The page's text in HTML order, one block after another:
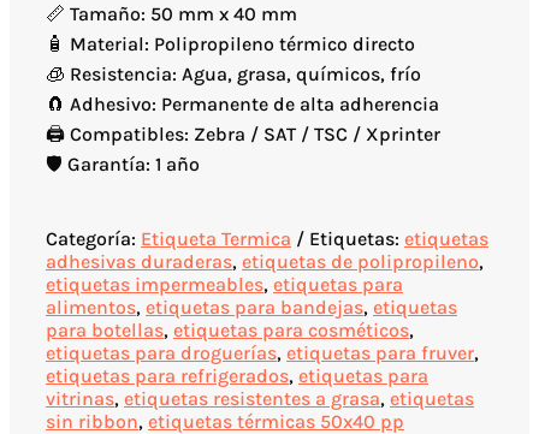
📏 Tamaño: 50 mm x 40 mm
🧴 Material: Polipropileno térmico directo
🧊 Resistencia: Agua, grasa, químicos, frío
🧲 Adhesivo: Permanente de alta adherencia
🖨️ Compatibles: Zebra / SAT / TSC / Xprinter
🛡️ Garantía: 1 año
Categoría: Etiqueta Termica Etiquetas: etiquetas
adhesivas duraderas, etiquetas de polipropileno,
etiquetas impermeables, etiquetas para
alimentos, etiquetas para bandejas, etiquetas
para botellas, etiquetas para cosméticos,
etiquetas para droguerías, etiquetas para fruver,
etiquetas para refrigerados, etiquetas para
vitrinas, etiquetas resistentes a grasa, etiquetas
sin ribbon, etiquetas térmicas 50x40 pp